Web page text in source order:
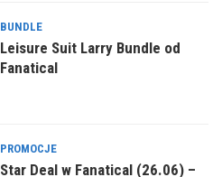
BUNDLE
Leisure Suit Larry Bundle od
Fanatical
PROMOCJE
Star Deal w Fanatical (26.06) –